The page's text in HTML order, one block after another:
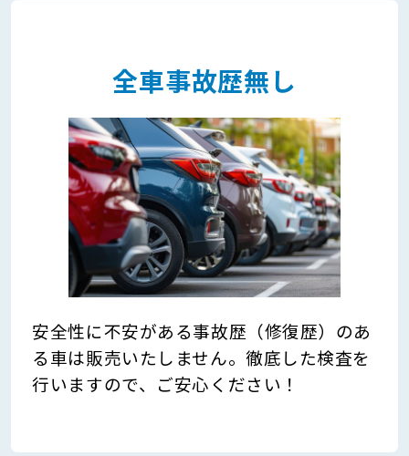
全車事故歴無し
安全性に不安がある事故歴（修復歴）のあ
る車は販売いたしません。徹底した検査を
行いますので、ご安心ください！